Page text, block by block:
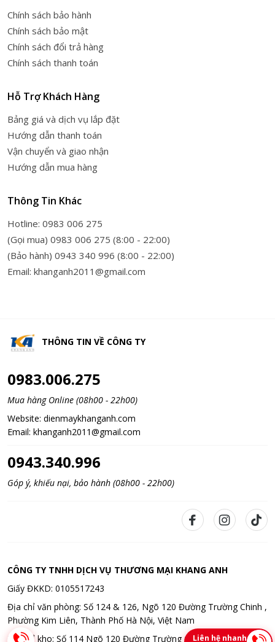
Chính sách bảo hành
Chính sách bảo mật
Chính sách đổi trả hàng
Chính sách thanh toán
Hỗ Trợ Khách Hàng
Bảng giá và dịch vụ lắp đặt
Hướng dẫn thanh toán
Vận chuyển và giao nhận
Hướng dẫn mua hàng
Thông Tin Khác
Hotline: 0983 006 275
(Gọi mua) 0983 006 275 (8:00 - 22:00)
(Bảo hành) 0943 340 996 (8:00 - 22:00)
Email: khanganh2011@gmail.com
THÔNG TIN VỀ CÔNG TY
0983.006.275
Mua hàng Online (08h00 - 22h00)
Website: dienmaykhanganh.com
Email: khanganh2011@gmail.com
0943.340.996
Góp ý, khiếu nại, bảo hành (08h00 - 22h00)
CÔNG TY TNHH DỊCH VỤ THƯƠNG MẠI KHANG ANH
Giấy ĐKKD: 0105517243
Địa chỉ văn phòng: Số 124 & 126, Ngõ 120 Đường Trường Chinh ,
Phường Kim Liên, Thành Phố Hà Nội, Việt Nam
Địa chỉ kho: Số 114 Ngõ 120 Đường Trường Chinh , Phường Kim
Liên hệ nhanh